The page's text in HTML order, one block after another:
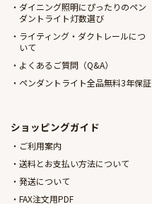
ダイニング照明にぴったりのペン
ダントライト灯数選び
ライティング・ダクトレールにつ
いて
よくあるご質問（Q&A）
ペンダントライト全品無料3年保証
ショッピングガイド
ご利用案内
送料とお支払い方法について
発送について
FAX注文用PDF